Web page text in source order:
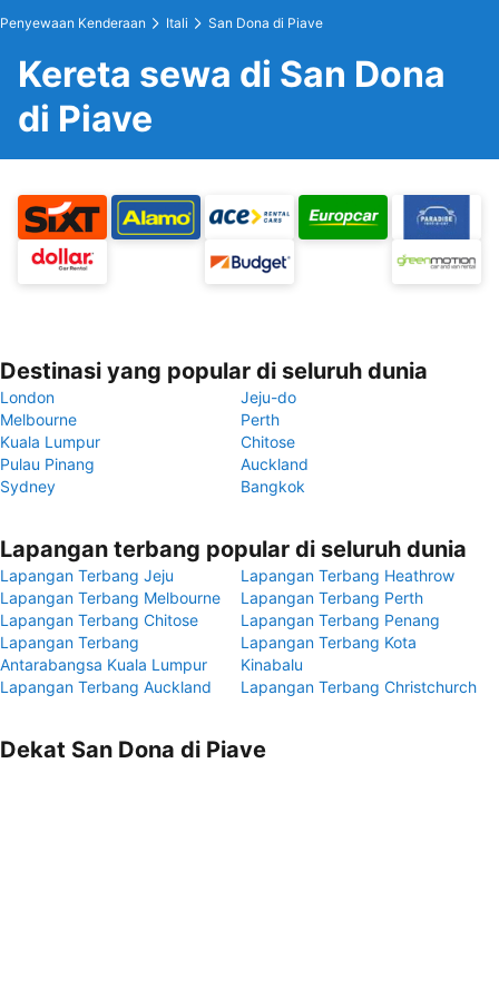
Penyewaan Kenderaan Itali San Dona di Piave
Kereta sewa di San Dona
di Piave
Destinasi yang popular di seluruh dunia
London
Jeju-do
Melbourne
Perth
Kuala Lumpur
Chitose
Pulau Pinang
Auckland
Sydney
Bangkok
Lapangan terbang popular di seluruh dunia
Lapangan Terbang Jeju
Lapangan Terbang Heathrow
Lapangan Terbang Melbourne
Lapangan Terbang Perth
Lapangan Terbang Chitose
Lapangan Terbang Penang
Lapangan Terbang
Antarabangsa Kuala Lumpur
Lapangan Terbang Kota
Kinabalu
Lapangan Terbang Auckland
Lapangan Terbang Christchurch
Dekat San Dona di Piave